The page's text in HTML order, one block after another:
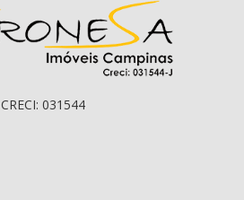
CRECI: 031544